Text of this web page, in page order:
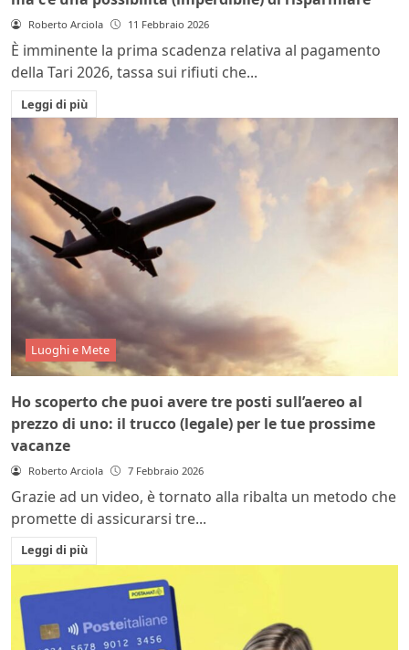
Roberto Arciola 11 Febbraio 2026
È imminente la prima scadenza relativa al pagamento
della Tari 2026, tassa sui rifiuti che...
Leggi di più
Luoghi e Mete
Ho scoperto che puoi avere tre posti sull’aereo al
prezzo di uno: il trucco (legale) per le tue prossime
vacanze
Roberto Arciola 7 Febbraio 2026
Grazie ad un video, è tornato alla ribalta un metodo che
promette di assicurarsi tre...
Leggi di più